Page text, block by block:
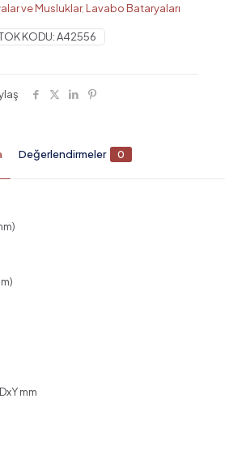
KODU:A42556
ve Musluklar, Lavabo Bataryaları
Değerlendirmeler 0
mm